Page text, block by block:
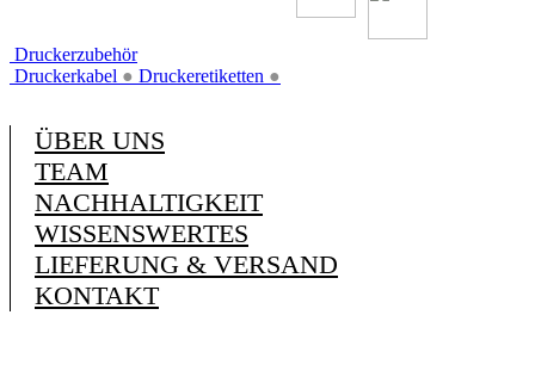
Druckerzubehör
Druckerkabel ● Druckeretiketten ●
ÜBER UNS
TEAM
NACHHALTIGKEIT
WISSENSWERTES
LIEFERUNG & VERSAND
KONTAKT